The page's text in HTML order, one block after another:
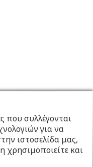
7 8
9
που συλλέγονται
για να
ιστοσελίδα μας,
και